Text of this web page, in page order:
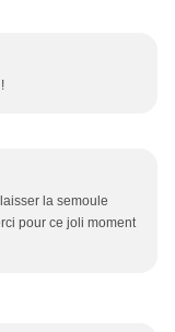
la semoule
pour ce joli moment